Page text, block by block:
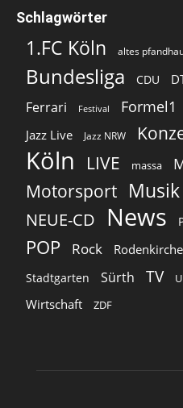
Schlagwörter
1.FC Köln altes
Bundesliga CDU
Ferrari Festival Formel1
Jazz Live Jazz NRW
Köln LIVE massa
Motorsport Musik
NEUE-CD
News
POP Rock
Stadtgarten Sürth TV
Wirtschaft ZDF